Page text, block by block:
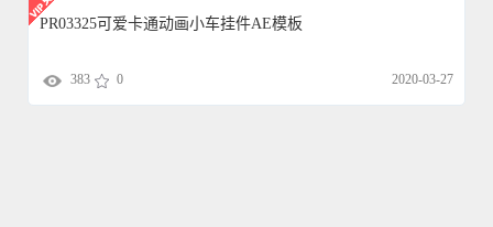
PR03325可爱卡通动画小车挂件AE模板
383 0 2020-03-27